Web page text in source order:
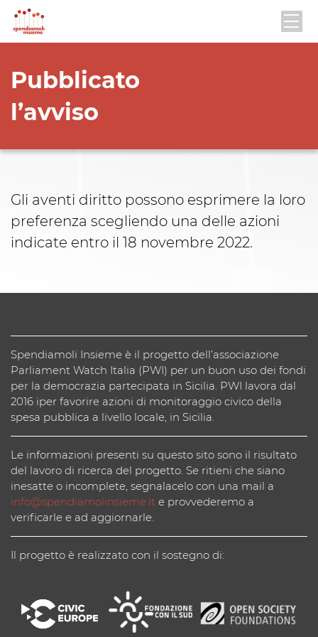
Pubblicato
l’avviso
Gli aventi diritto possono esprimere la loro
preferenza scegliendo una delle azioni
indicate entro il 18 novembre 2022.
Spendiamoli Insieme è il progetto dell’associazione
Parliament Watch Italia (PWI) per un buon uso dei fondi
per la democrazia partecipata in Sicilia. PWI lavora dal
2016 iper favorire azioni di monitoraggio civico della
spesa pubblica a livello locale, in Sicilia.
Le informazioni presenti su questo sito sono il risultato
del lavoro di ricerca del progetto. Se ritieni che siano
inesatte o incomplete, segnalacelo con una mail a
info@spendiamolinsieme.it e provvederemo a
verificarle e ad aggiornarle.
Il progetto è realizzato con il sostegno di: